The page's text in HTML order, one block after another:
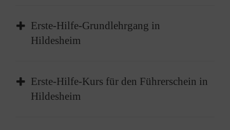
Erste-Hilfe-Grundlehrgang in
Hildesheim
Der Erste-Hilfe-Grundlehrgang in Hildesheim
ist das Basisangebot
Erste-Hilfe-Kurs für den Führerschein in
Hildesheim